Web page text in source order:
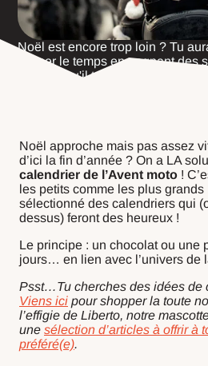
Noël est encore trop loin ? Tu
passer le temps en gagnant des
On a ce qu'il te faut !
Noël approche mais pas assez
d’ici la fin d’année ? On a LA
calendrier de l’Avent moto !
les petits comme les plus grands
sélectionné des calendriers qui
dessus) feront des heureux !
Le principe : un chocolat ou une
jours… en lien avec l’univers de
Psst…Tu cherches des idées de
Viens ici pour shopper la toute
l’effigie de Liberto, notre
une sélection d’articles à offrir à
préféré(e).